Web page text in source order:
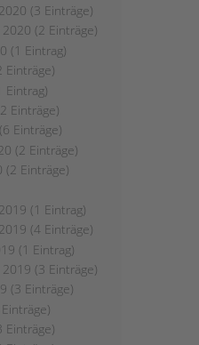
(3 Einträge)
(2 Einträge)
(1 Eintrag)
Einträge)
Eintrag)
Einträge)
Einträge)
(2 Einträge)
(2 Einträge)
(1 Eintrag)
(4 Einträge)
(1 Eintrag)
(3 Einträge)
(3 Einträge)
Einträge)